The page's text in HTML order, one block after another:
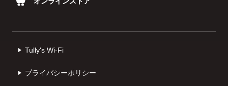
Tully's Wi-Fi
プライバシーポリシー